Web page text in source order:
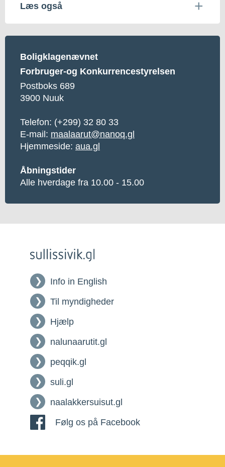
Læs også
Boligklagenævnet
Forbruger-og Konkurrencestyrelsen
Postboks 689
3900 Nuuk
Telefon: (+299) 32 80 33
E-mail: maalaarut@nanoq.gl
Hjemmeside: aua.gl
Åbningstider
Alle hverdage fra 10.00 - 15.00
Info in English
Til myndigheder
Hjælp
nalunaarutit.gl
peqqik.gl
suli.gl
naalakkersuisut.gl
Følg os på Facebook